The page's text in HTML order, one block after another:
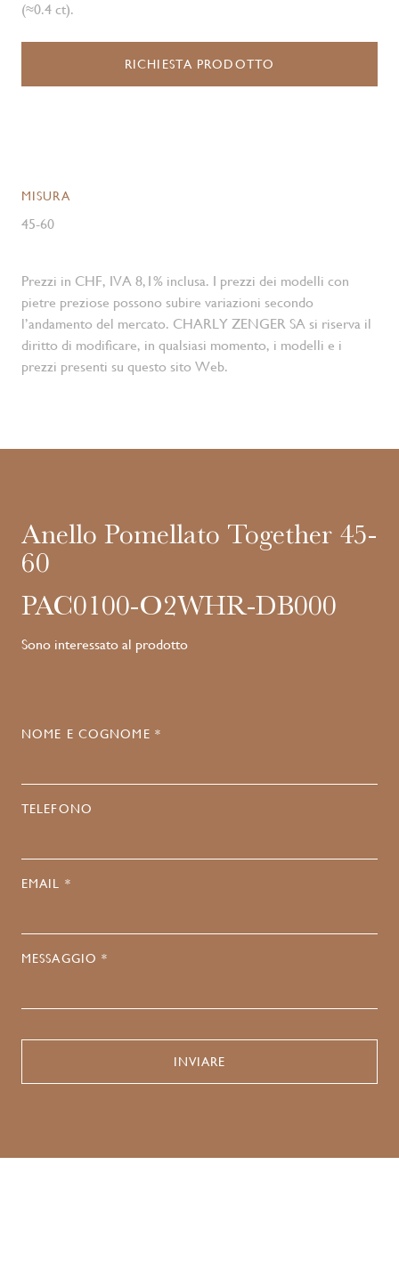
(≈0.4 ct).
RICHIESTA PRODOTTO
MISURA
45-60
Prezzi in CHF, IVA 8,1% inclusa. I prezzi dei modelli con
pietre preziose possono subire variazioni secondo
l’andamento del mercato. CHARLY ZENGER SA si riserva il
diritto di modificare, in qualsiasi momento, i modelli e i
prezzi presenti su questo sito Web.
Anello Pomellato Together 45-
60
PAC0100-O2WHR-DB000
Sono interessato al prodotto
NOME E COGNOME *
TELEFONO
EMAIL *
MESSAGGIO *